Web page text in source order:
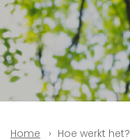
Home Hoe werkt het?